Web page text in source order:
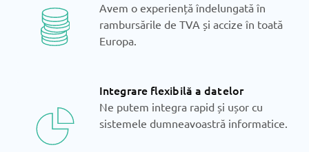
Avem o experiență îndelungată în
rambursările de TVA și accize în toată
Europa.
Integrare flexibilă a datelor
Ne putem integra rapid și ușor cu
sistemele dumneavoastră informatice.